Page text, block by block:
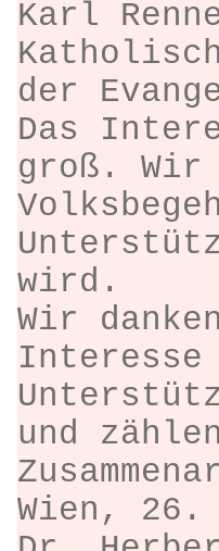
Karl
der
Das
groß.
wird.
Wir
und
Wien, 26.